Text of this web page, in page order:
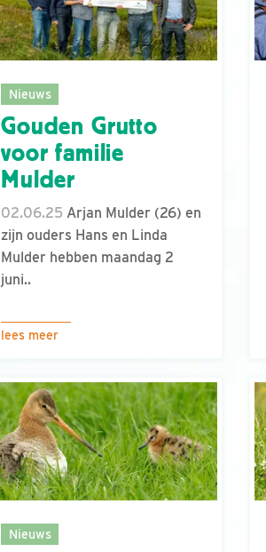
Nieuws
Gouden Grutto
voor familie
Mulder
02.06.25 Arjan Mulder (26) en
zijn ouders Hans en Linda
Mulder hebben maandag 2
juni..
lees meer
Nieuws